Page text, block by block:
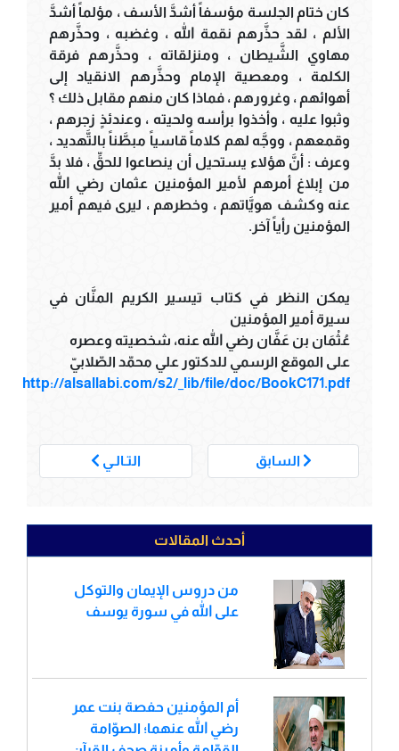
كان ختام الجلسة مؤسفاً أشدَّ الأسف ، مؤلماً أشدَّ
الألم ، لقد حذَّرهم نقمة الله ، وغضبه ، وحذَّرهم
مهاوي الشَّيطان ، ومنزلقاته ، وحذَّرهم فرقة
الكلمة ، ومعصية الإمام وحذَّرهم الانقياد إلى
أهوائهم ، وغرورهم ، فماذا كان منهم مقابل ذلك ؟
وثبوا عليه ، وأخذوا برأسه ولحيته ، وعندئذٍ زجرهم ،
وقمعهم ، ووجَّه لهم كلاماً قاسياً مبطَّناً بالتَّهديد ،
وعرف : أنَّ هؤلاء يستحيل أن ينصاعوا للحقِّ ، فلا بدَّ
من إبلاغ أمرهم لأمير المؤمنين عثمان رضي الله
عنه وكشف هويَّاتهم ، وخطرهم ، ليرى فيهم أمير
المؤمنين رأياً آخر.
يمكن النظر في كتاب تيسير الكريم المنَّان في
سيرة أمير المؤمنين
عُثْمَان بن عَفَّان رضي الله عنه، شخصيته وعصره
على الموقع الرسمي للدكتور علي محمّد الصّلابيّ
http://alsallabi.com/s2/_lib/file/doc/BookC171.pdf
السابق التـالـي
أحدث المقالات
من دروس الإيمان والتوكل
على الله في سورة يوسف
أم المؤمنين حفصة بنت عمر
رضي الله عنهما؛ الصوّامة